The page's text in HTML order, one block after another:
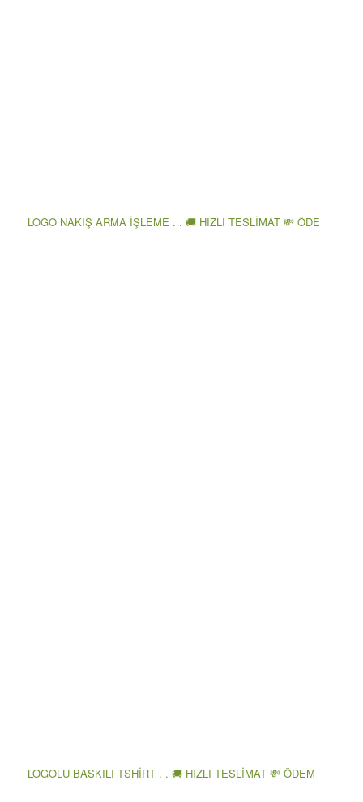
LOGO NAKIŞ ARMA İŞLEME . . 🚚 HIZLI TESLİMAT 💸 ÖDE
LOGOLU BASKILI TSHİRT . . 🚚 HIZLI TESLİMAT 💸 ÖDEM